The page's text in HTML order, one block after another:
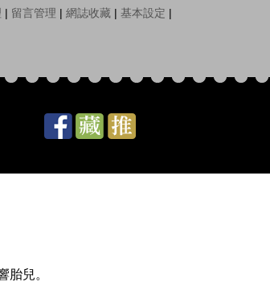
| 留言管理 | 網誌收藏 | 基本設定 |
胎兒。